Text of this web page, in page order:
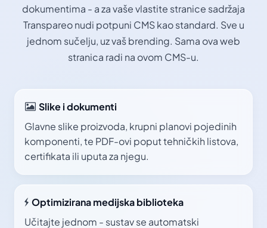
dokumentima - a za vaše vlastite stranice sadržaja
Transpareo nudi potpuni CMS kao standard. Sve u
jednom sučelju, uz vaš brending. Sama ova web
stranica radi na ovom CMS-u.
Slike i dokumenti
Glavne slike proizvoda, krupni planovi pojedinih
komponenti, te PDF-ovi poput tehničkih listova,
certifikata ili uputa za njegu.
Optimizirana medijska biblioteka
Učitajte jednom - sustav se automatski